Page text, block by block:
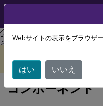
Citrix Secure Private Access
ミス
翻訳されています。
コンポーネント
Webサイトの表示をブラウザ
はい いいえ